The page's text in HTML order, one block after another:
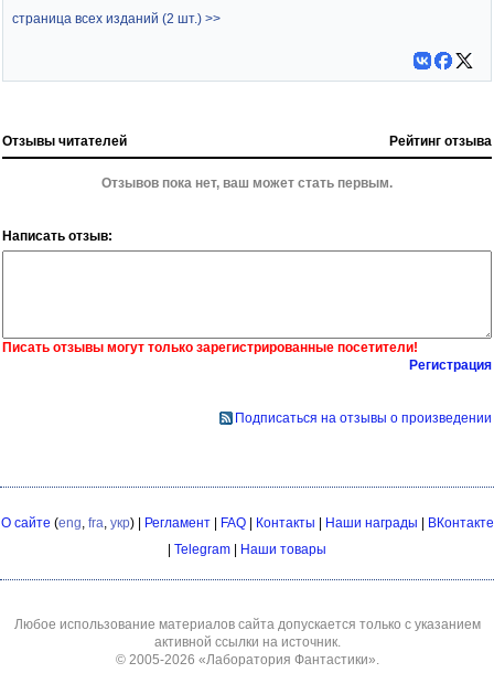
страница всех изданий (2 шт.) >>
Отзывы читателей Рейтинг отзыва
Отзывов пока нет, ваш может стать первым.
Написать отзыв:
Писать отзывы могут только зарегистрированные посетители!
Регистрация
Подписаться на отзывы о произведении
О сайте (eng fra укр) | Регламент| FAQ| Контакты | Наши награды | ВКонтакте
| Telegram | Наши товары
Любое использование материалов сайта допускается только с указанием
активной ссылки на источник.
© 2005-2026 «Лаборатория Фантастики»